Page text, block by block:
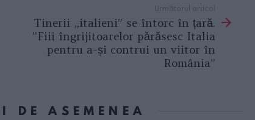
Următorul articol
Tinerii „italieni” se întorc în țară.
”Fiii îngrijitoarelor părăsesc Italia
pentru a-și contrui un viitor în
România”
DE ASEMENEA